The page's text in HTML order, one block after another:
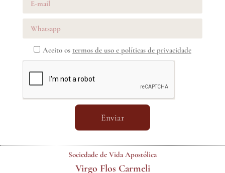
Aceito os termos de uso e políticas de privacidade
Enviar
Sociedade de Vida Apostólica
Virgo Flos Carmeli